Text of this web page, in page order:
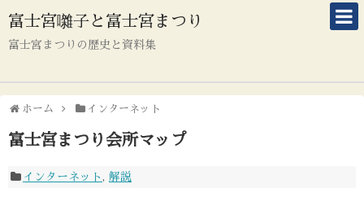
富士宮囃子と富士宮まつり
富士宮まつりの歴史と資料集
ホーム インターネット
富士宮まつり会所マップ
インターネット , 解説